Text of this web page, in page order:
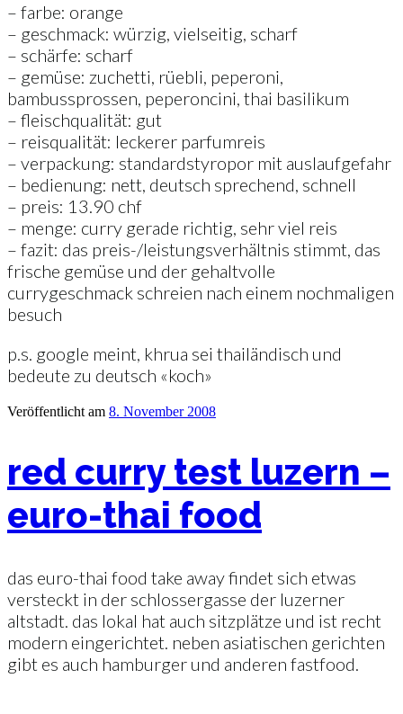
– farbe: orange
– geschmack: würzig, vielseitig, scharf
– schärfe: scharf
– gemüse: zuchetti, rüebli, peperoni,
bambussprossen, peperoncini, thai basilikum
– fleischqualität: gut
– reisqualität: leckerer parfumreis
– verpackung: standardstyropor mit auslaufgefahr
– bedienung: nett, deutsch sprechend, schnell
– preis: 13.90 chf
– menge: curry gerade richtig, sehr viel reis
– fazit: das preis-/leistungsverhältnis stimmt, das
frische gemüse und der gehaltvolle
currygeschmack schreien nach einem nochmaligen
besuch
p.s. google meint, khrua sei thailändisch und
bedeute zu deutsch «koch»
Veröffentlicht am 8. November 2008
red curry test luzern –
euro-thai food
das euro-thai food take away findet sich etwas
versteckt in der schlossergasse der luzerner
altstadt. das lokal hat auch sitzplätze und ist recht
modern eingerichtet. neben asiatischen gerichten
gibt es auch hamburger und anderen fastfood.